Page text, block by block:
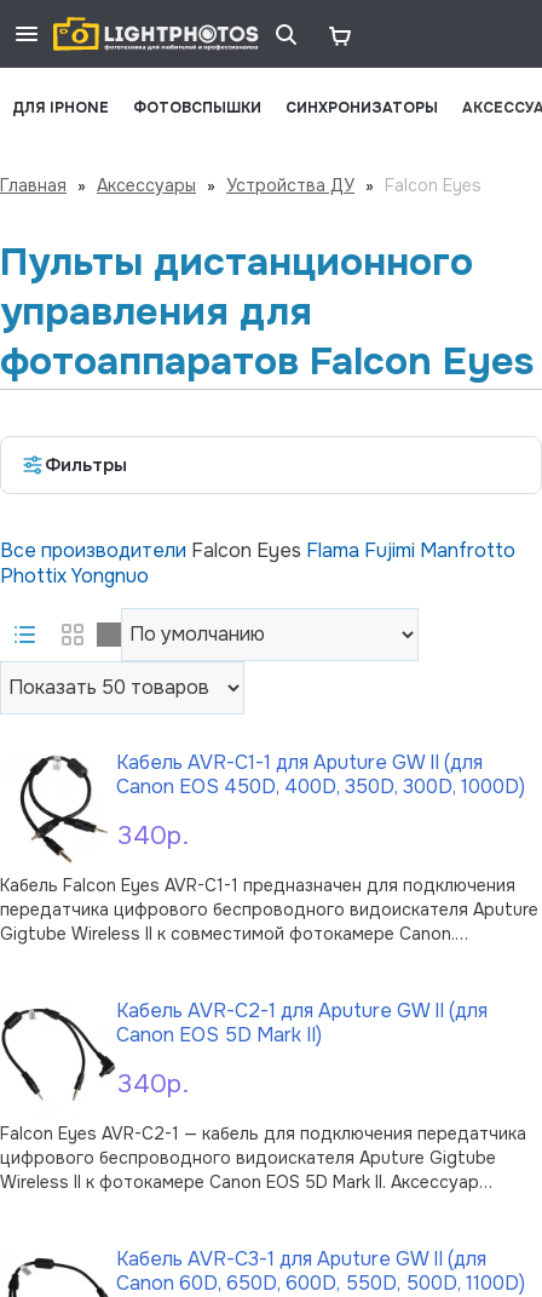
ДЛЯ IPHONE ФОТОВСПЫШКИ СИНХРОНИЗАТОРЫ
Главная » Аксессуары » Устройства ДУ » Falcon Eyes
Пульты дистанционного
управления для
фотоаппаратов Falcon Eyes
Фильтры
Все производители Falcon Eyes Flama Fujimi Manfrotto
PhottixYongnuo
340р.
Кабель AVR-C1-1 для Aputure GW II (для
Canon EOS 450D, 400D, 350D, 300D, 1000D)
Кабель Falcon Eyes AVR-C1-1 предназначен для подключения
передатчика цифрового беспроводного видоискателя Aputure
Gigtube Wireless II к совместимой фотокамере Canon.
съёмочном процессе.Модель …
340р.
Кабель AVR-C2-1 для Aputure GW II (для
Canon EOS 5D Mark II)
Falcon Eyes AVR-C2-1 — кабель для подключения передатчика
цифрового беспроводного видоискателя Aputure Gigtube
Wireless II к фотокамере Canon EOS 5D Mark II. Аксессуар
дистанционного …Кабель AVR-C3-1 для Aputure GW II (для
Canon 60D, 650D, 600D, 550D, 500D, 1100D)